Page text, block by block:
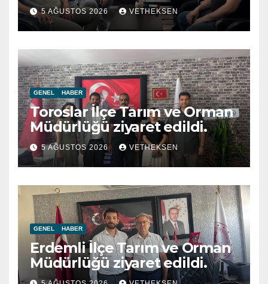
5 AĞUSTOS 2026 VETHEKSEN
GENEL HABER
Toroslar İlçe Tarım ve Orman
Müdürlüğü ziyaret edildi.
5 AĞUSTOS 2026 VETHEKSEN
GENEL HABER
Erdemli İlçe Tarım ve Orman
Müdürlüğü ziyaret edildi.